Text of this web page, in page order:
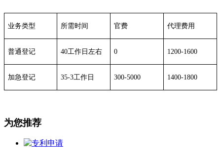
业务类型 所需时间 官费 代理费用
普通登记 40工作日左右 0 1200-1600
加急登记 35-3工作日 300-5000 1400-1800
为您推荐